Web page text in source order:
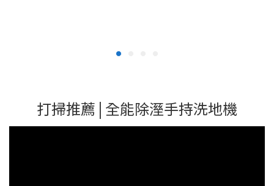
打掃推薦 | 全能除溼手持洗地機